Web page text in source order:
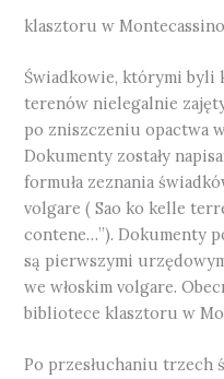
klasztoru w
Świadkowie, którymi byli
terenów nielegalnie
po zniszczeniu opactwa
Dokumenty zostały
formuła zeznania
volgare ( Sao ko kelle
contene…”). Dokumenty
są pierwszymi
we włoskim volgare.
bibliotece klasztoru w
Po przesłuchaniu trzech